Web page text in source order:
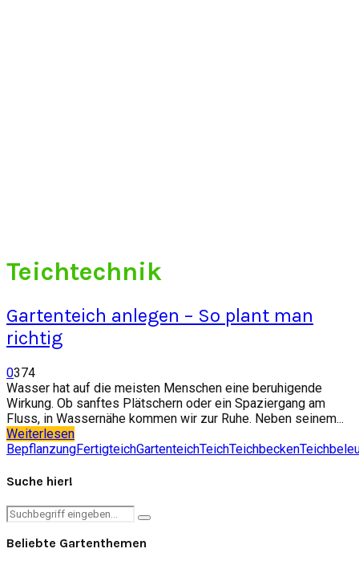
Teichtechnik
Gartenteich anlegen – So plant man
richtig
0374
Wasser hat auf die meisten Menschen eine beruhigende
Wirkung. Ob sanftes Plätschern oder ein Spaziergang am
Fluss, in Wassernähe kommen wir zur Ruhe. Neben seinem...
Weiterlesen
BepflanzungFertigteichGartenteichTeichTeichbecken
Suche hier!
Search
Search
Beliebte Gartenthemen